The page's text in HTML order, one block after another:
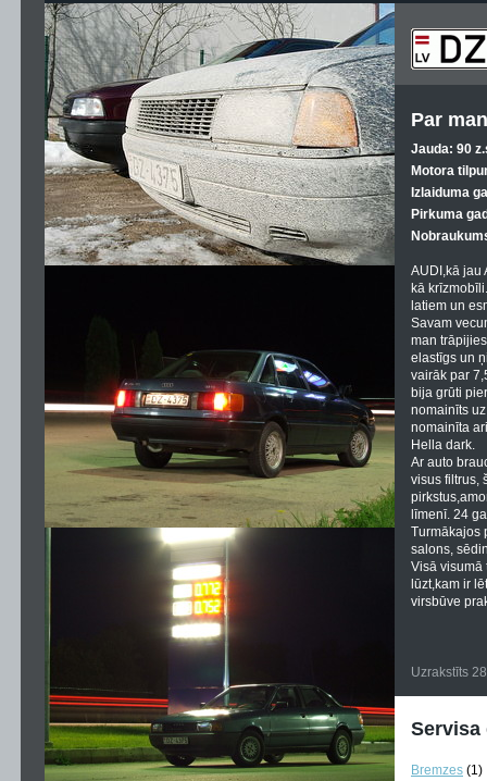
Par
Jauda: 90
Motora
Izlaiduma
Pirkuma
AUDI,kā jau
kā
latiem un
Savam
man
elastīgs un
vairāk par
bija grūti
nomainīts
nomainīta
Hella dark.
Ar auto
visus filtrus,
līmenī. 24
Turmākajos
salons,
Visā visumā
lūzt,kam ir
virsbūve
Uzrakstīts
Servisa
Bremzes (1)